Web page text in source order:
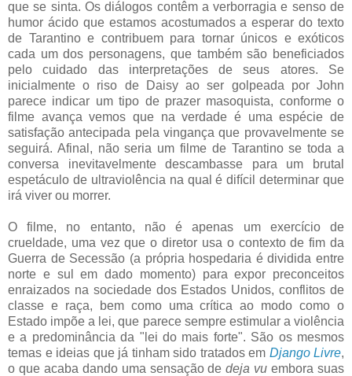
que se sinta. Os diálogos contêm a verborragia e senso de
humor ácido que estamos acostumados a esperar do texto
de Tarantino e contribuem para tornar únicos e exóticos
cada um dos personagens, que também são beneficiados
pelo cuidado das interpretações de seus atores. Se
inicialmente o riso de Daisy ao ser golpeada por John
parece indicar um tipo de prazer masoquista, conforme o
filme avança vemos que na verdade é uma espécie de
satisfação antecipada pela vingança que provavelmente se
seguirá. Afinal, não seria um filme de Tarantino se toda a
conversa inevitavelmente descambasse para um brutal
espetáculo de ultraviolência na qual é difícil determinar que
irá viver ou morrer.
O filme, no entanto, não é apenas um exercício de
crueldade, uma vez que o diretor usa o contexto de fim da
Guerra de Secessão (a própria hospedaria é dividida entre
norte e sul em dado momento) para expor preconceitos
enraizados na sociedade dos Estados Unidos, conflitos de
classe e raça, bem como uma crítica ao modo como o
Estado impõe a lei, que parece sempre estimular a violência
e a predominância da "lei do mais forte". São os mesmos
temas e ideias que já tinham sido tratados em Django Livre,
o que acaba dando uma sensação dedeja vu embora suas